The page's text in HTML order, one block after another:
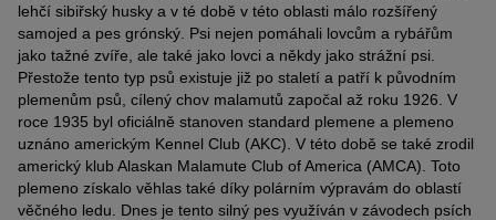
lehčí sibiřský husky a v té době v této oblasti málo rozšířený
samojed a pes grónský. Psi nejen pomáhali lovcům a rybářům
jako tažné zvíře, ale také jako lovci a někdy jako strážní psi.
Přestože tento typ psů existuje již po staletí a patří k původním
plemenům psů, cílený chov malamutů započal až roku 1926. V
roce 1935 byl oficiálně stanoven standard plemene a plemeno
uznáno americkým Kennel Club (AKC). V této době se také zrodil
americký klub Alaskan Malamute Club of America (AMCA). Toto
plemeno získalo věhlas také díky polárním výpravám do oblastí
věčného ledu. Dnes je tento silný pes využíván v závodech psích